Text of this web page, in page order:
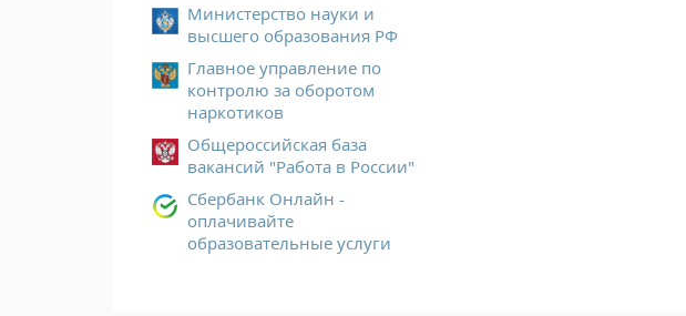
Министерство науки и
высшего образования РФ
Главное управление по
контролю за оборотом
наркотиков
Общероссийская база
вакансий "Работа в России"
Сбербанк Онлайн -
оплачивайте
образовательные услуги